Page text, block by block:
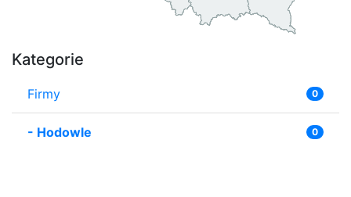
Kategorie
Firmy 0
- Hodowle 0